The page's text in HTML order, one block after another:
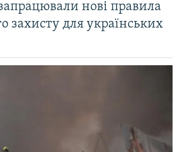
нові правила
захисту для українських